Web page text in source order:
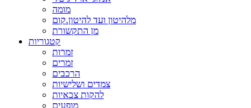
מומה
מלהיטון ועד להיטון.קום
מן התקשורת
קטגוריות
זמרות
זמרים
הרכבים
צמדים ושלישיות
להקות צבאיות
מופעים